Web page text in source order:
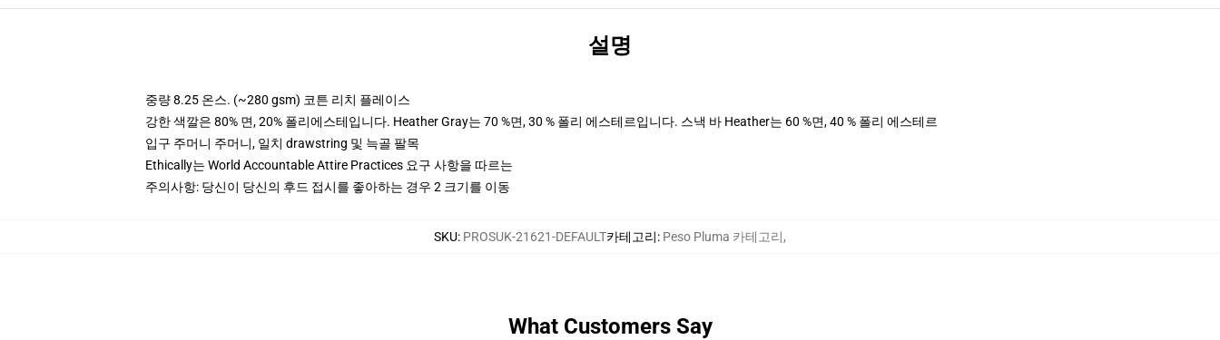
설명
중량 8.25 온스. (~280 gsm) 코튼 리치 플레이스
강한 색깔은 80% 면, 20% 폴리에스테입니다. Heather Gray는 70 %면, 30 % 폴리 에스테르입니다. 스낵 바 Heather는 60 %면, 40 % 폴리 에스테르
입구 주머니 주머니, 일치 drawstring 및 늑골 팔목
Ethically는 World Accountable Attire Practices 요구 사항을 따르는
주의사항: 당신이 당신의 후드 접시를 좋아하는 경우 2 크기를 이동
SKU: PROSUK-21621-DEFAULT카테고리: Peso Pluma 카테고리,
What Customers Say